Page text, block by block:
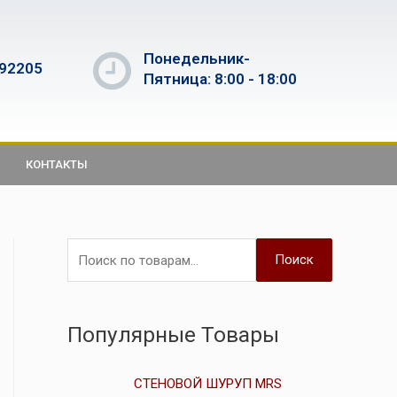
Понедельник-
Пятница: 8:00 - 18:00
КОНТАКТЫ
Поиск
Популярные Товары
СТЕНОВОЙ ШУРУП MRS